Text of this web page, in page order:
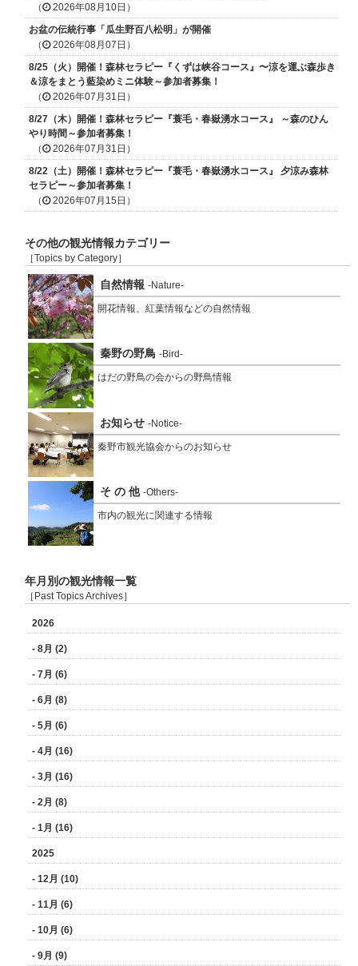
（
2026年08月10日）
お盆の伝統行事「瓜生野百八松明」が開催
（
2026年08月07日）
8/25（火）開催！森林セラピー『くずは峡谷コース』〜涼を運ぶ森歩き
＆涼をまとう藍染めミニ体験～参加者募集！
（
2026年07月31日）
8/27（木）開催！森林セラピー『蓑毛・春嶽湧水コース』 ～森のひん
やり時間～参加者募集！
（
2026年07月31日）
8/22（土）開催！森林セラピー『蓑毛・春嶽湧水コース』 夕涼み森林
セラピー～参加者募集！
（
2026年07月15日）
その他の観光情報カテゴリー
［Topics by Category］
自然情報 -Nature-
開花情報、紅葉情報などの自然情報
秦野の野鳥 -Bird-
はだの野鳥の会からの野鳥情報
お知らせ -Notice-
秦野市観光協会からのお知らせ
そ の 他 -Others-
市内の観光に関連する情報
年月別の観光情報一覧
［Past Topics Archives］
2026
- 8月 (2)
- 7月 (6)
- 6月 (8)
- 5月 (6)
- 4月 (16)
- 3月 (16)
- 2月 (8)
- 1月 (16)
2025
- 12月 (10)
- 11月 (6)
- 10月 (6)
- 9月 (9)